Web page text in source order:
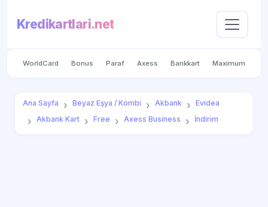
Kredikartlari.net
WorldCard Bonus Paraf Axess Bankkart Maximum
Ana Sayfa Beyaz Eşya / Kombi Akbank
Evidea
Akbank Kart
Free Axess Business İndirim